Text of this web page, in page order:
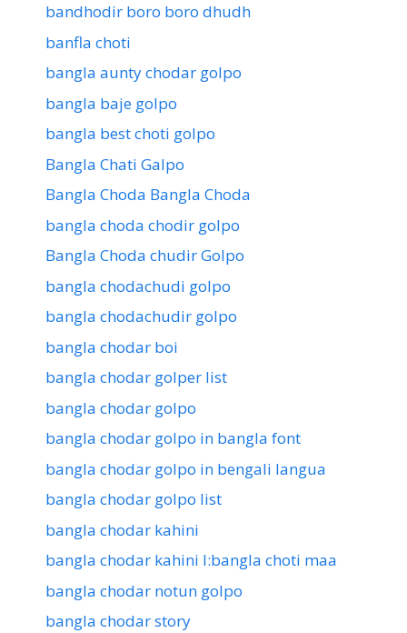
bandhodir boro boro dhudh
banfla choti
bangla aunty chodar golpo
bangla baje golpo
bangla best choti golpo
Bangla Chati Galpo
Bangla Choda Bangla Choda
bangla choda chodir golpo
Bangla Choda chudir Golpo
bangla chodachudi golpo
bangla chodachudir golpo
bangla chodar boi
bangla chodar golper list
bangla chodar golpo
bangla chodar golpo in bangla font
bangla chodar golpo in bengali langua
bangla chodar golpo list
bangla chodar kahini
bangla chodar kahini l:bangla choti maa
bangla chodar notun golpo
bangla chodar story